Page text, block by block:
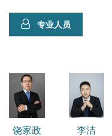
专业人员
饶家政 李洁